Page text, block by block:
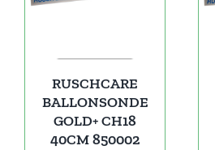
RUSCHCARE
BALLONSONDE
GOLD+ CH18
40CM 850002